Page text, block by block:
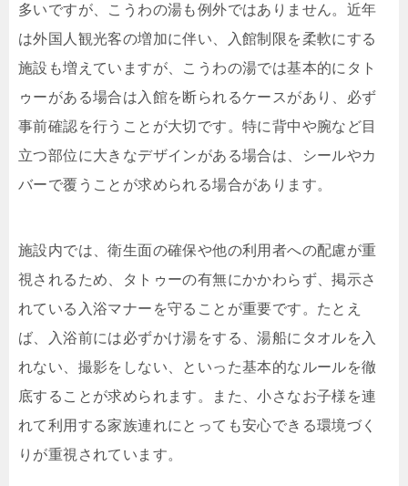
多いですが、こうわの湯も例外ではありません。近年
は外国人観光客の増加に伴い、入館制限を柔軟にする
施設も増えていますが、こうわの湯では基本的にタト
ゥーがある場合は入館を断られるケースがあり、必ず
事前確認を行うことが大切です。特に背中や腕など目
立つ部位に大きなデザインがある場合は、シールやカ
バーで覆うことが求められる場合があります。
施設内では、衛生面の確保や他の利用者への配慮が重
視されるため、タトゥーの有無にかかわらず、掲示さ
れている入浴マナーを守ることが重要です。たとえ
ば、入浴前には必ずかけ湯をする、湯船にタオルを入
れない、撮影をしない、といった基本的なルールを徹
底することが求められます。また、小さなお子様を連
れて利用する家族連れにとっても安心できる環境づく
りが重視されています。